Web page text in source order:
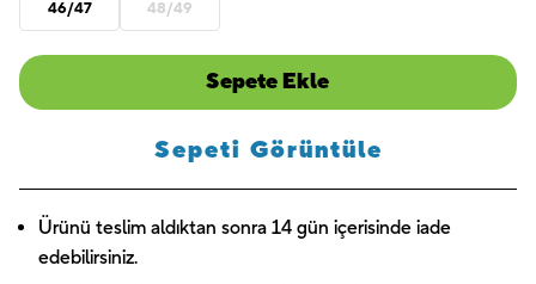
46/47 48/49
Sepete Ekle
Sepeti Görüntüle
Ürünü teslim aldıktan sonra 14 gün içerisinde iade
edebilirsiniz.